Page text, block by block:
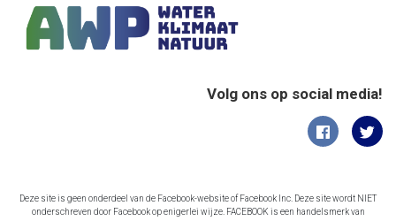
Volg ons op social media!
Deze site is geen onderdeel van de Facebook-website of Facebook Inc. Deze site wordt NIET
onderschreven door Facebook op enigerlei wijze. FACEBOOK is een handelsmerk van